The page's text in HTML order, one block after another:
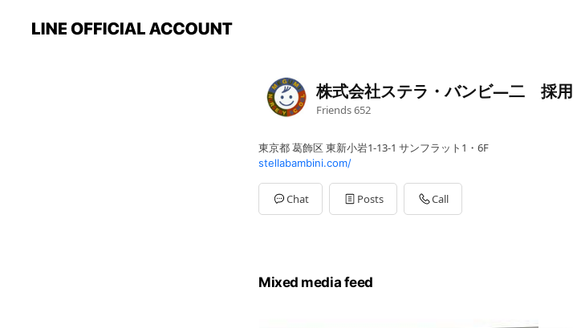
株式会社ステラ・バンビ―二 採用
Friends652
東京都 葛飾区 東新小岩1-13-1 サンフラット1・6F
stellabambini.com/
Chat Posts Call
Mixed media feed